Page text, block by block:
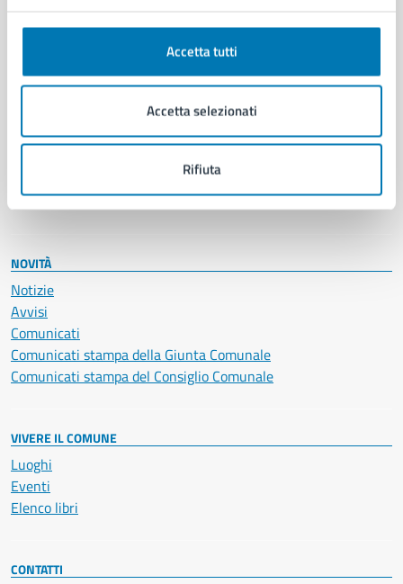
Accetta tutti
Accetta selezionati
Rifiuta
Autorizzazioni
Documenti e certificati
Educazione e formazione
Giustizia e sicurezza pubblica
Imprese e commercio
Salute, benessere e assistenza
Vita lavorativa
NOVITÀ
Notizie
Avvisi
Comunicati
Comunicati stampa della Giunta Comunale
Comunicati stampa del Consiglio Comunale
VIVERE IL COMUNE
Luoghi
Eventi
Elenco libri
CONTATTI